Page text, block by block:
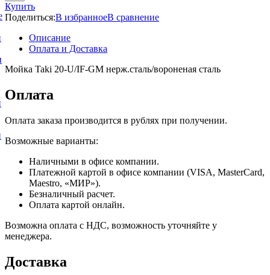
Купить
Поделиться:В избранноеВ сравнение
Описание
Оплата и Доставка
Мойка Taki 20-U/IF-GM нерж.сталь/вороненая сталь
Оплата
Оплата заказа производится в рублях при получении.
Возможные варианты:
Наличными в офисе компании.
Платежной картой в офисе компании (VISA, MasterCard,
Maestro, «МИР»).
Безналичный расчет.
Оплата картой онлайн.
Возможна оплата с НДС, возможность уточняйте у
менеджера.
Доставка